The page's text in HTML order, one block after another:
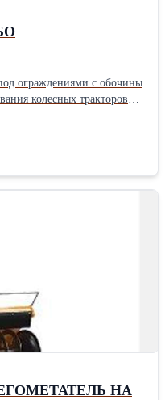
ограждениями с обочины
колесных тракторов
положение.
снега под ограждением
НА